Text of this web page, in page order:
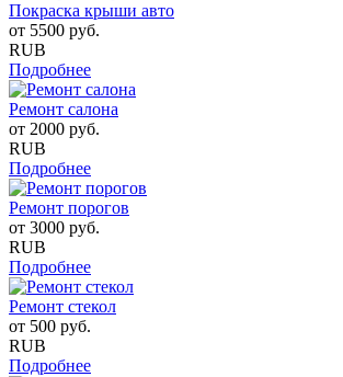
Покраска крыши авто
от 5500 руб.
RUB
Подробнее
Ремонт салона
от 2000 руб.
RUB
Подробнее
Ремонт порогов
от 3000 руб.
RUB
Подробнее
Ремонт стекол
от 500 руб.
RUB
Подробнее